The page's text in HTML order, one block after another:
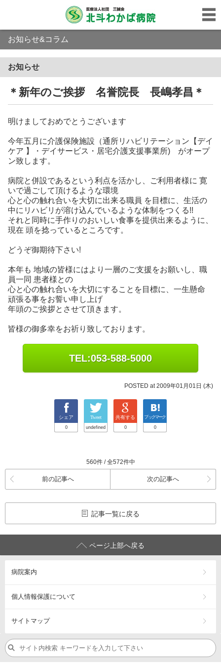
お知らせ&コラム
お知らせ
＊新年のご挨拶 名誉院長 長嶋孝昌＊
明けましておめでとうございます
今年五月に介護保険施設（通所リハビリテーション【デイ
ケア 】・デイサービス・居宅介護支援事業所) がオープ
ン致します。
病院と併設であるという利点を活かし、ご利用者様に 寛
いで過ごして頂けるような環境
心と心の触れ合いを大切に出来る職員 を目標に、生活の
中にリハビリが溶け込んでいるような体制をつくる!!
それと同時に手作りのおいしい食事を提供出来るように、
現在 頭を捻っているところです。
どうぞ御期待下さい!
本年も 地域の皆様にはより一層のご支援をお願いし、職
員一同 患者様との
心と心の触れ合いを大切にすることを目標に、一生懸命
頑張る事をお誓い申し上げ
年頭のご挨拶とさせて頂きます。
皆様の御多幸をお祈り致しております。
TEL:053-588-5000
POSTED at 2009年01月01日 (木)
シェア
0
Tweet
undefined
共有する
0
ブックマーク
0
560件 / 全572件中
前の記事へ 次の記事へ
記事一覧に戻る
ページ上部へ戻る
病院案内
個人情報保護について
サイトマップ